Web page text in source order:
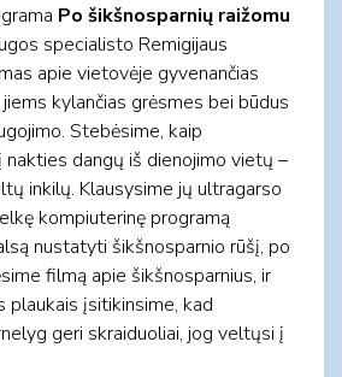
Po šikšnosparnių raižomu
specialisto Remigijaus
apie vietovėje gyvenančias
kylančias grėsmes bei būdus
Stebėsime, kaip
nakties dangų iš dienojimo vietų –
inkilų. Klausysime jų ultragarso
kompiuterinę programą
nustatyti šikšnosparnio rūšį, po
filmą apie šikšnosparnius, ir
plaukais įsitikinsime, kad
geri skraiduoliai, jog veltųsi į